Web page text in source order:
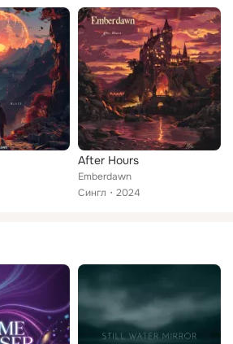
After Hours
Emberdawn
Сингл
2024